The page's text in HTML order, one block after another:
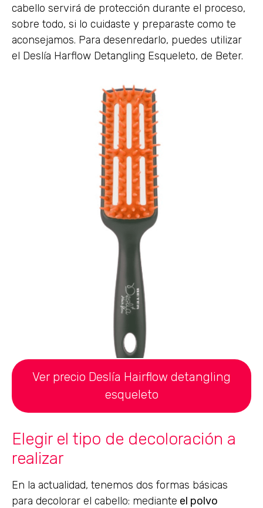
cabello servirá de protección durante el proceso,
sobre todo, si lo cuidaste y preparaste como te
aconsejamos. Para desenredarlo, puedes utilizar
el Deslía Harflow Detangling Esqueleto, de Beter.
Ver precio Deslía Hairflow detangling
esqueleto
Elegir el tipo de decoloración a
realizar
En la actualidad, tenemos dos formas básicas
para decolorar el cabello: mediante el polvo